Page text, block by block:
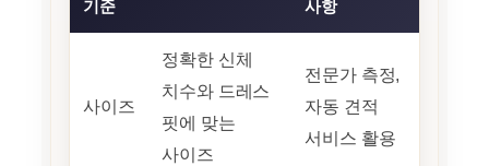
기준
사항
사이즈
정확한 신체
치수와 드레스
핏에 맞는
사이즈
전문가 측정,
자동 견적
서비스 활용